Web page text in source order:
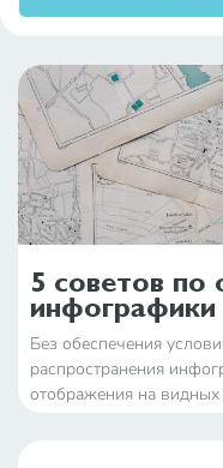
5 советов по
инфографики
Без обеспечения
распространения
отображения на